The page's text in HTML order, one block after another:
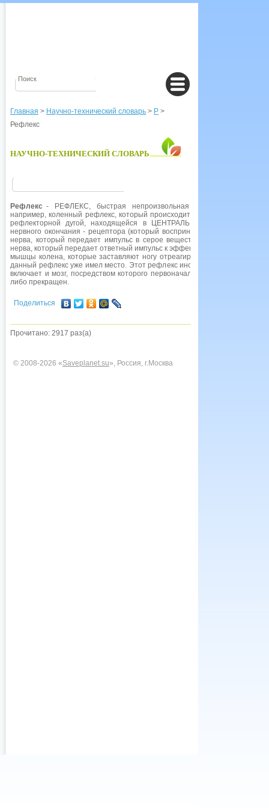
Главная > Научно-технический словарь > Р >
Рефлекс
НАУЧНО-ТЕХНИЧЕСКИЙ СЛОВАРЬ
Рефлекс - РЕФЛЕКС, быстрая непроизвольная реакция
например, коленный рефлекс, который происходит при постукивании по
рефлекторной дугой, находящейся в ЦЕНТРАЛЬНОЙ НЕРВНОЙ
нервного окончания - рецептора (который воспринимает раздражение),
нерва, который передает импульс в серое вещество СПИННОГО
нерва, который передает ответный импульс к эффектору -
мышцы колена, которые заставляют ногу отреагировать. Этот тип
данный рефлекс уже имел место. Этот рефлекс иногда называют
включает и мозг, посредством которого первоначальный рефлекс
либо прекращен.
Поделиться
Прочитано: 2917 раз(а)
© 2008-2026 «Saveplanet.su», Россия, г.Москва